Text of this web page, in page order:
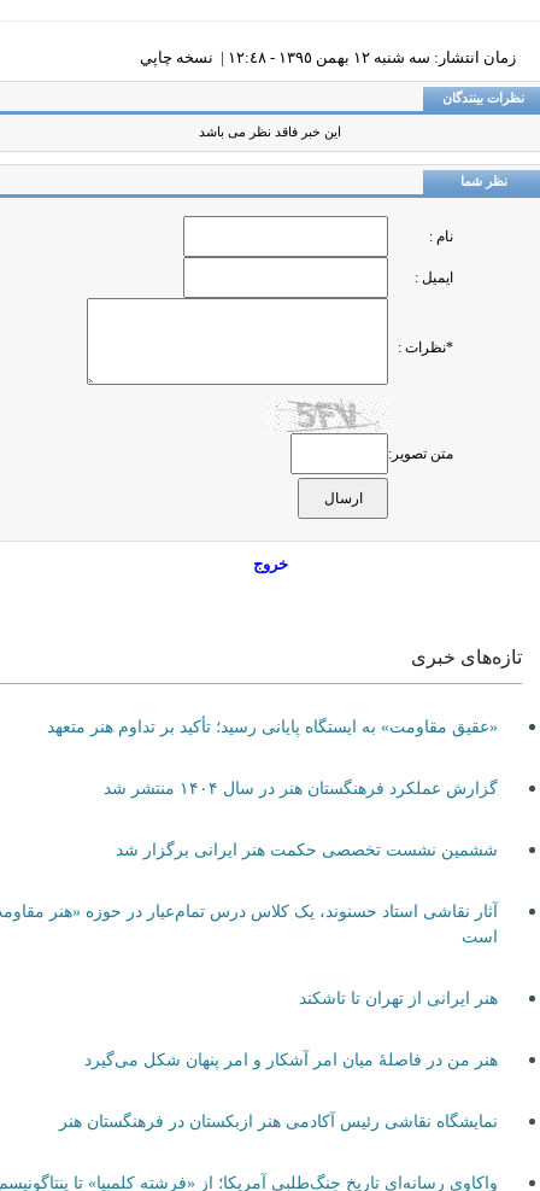
زمان انتشار: سه شنبه ١٢ بهمن ١٣٩٥ - ١٢:٤٨ | نسخه چاپي
بینندگان
این خبر فاقد نظر می باشد
نظر شما
نام :
ایمیل :
*نظرات :
متن تصویر:
خروج
تازه‌های خبری
«عقیق مقاومت» به ایستگاه پایانی رسید؛ تأکید بر تداوم هنر متعهد
گزارش عملکرد فرهنگستان هنر در سال ۱۴۰۴ منتشر شد
ششمین نشست تخصصی حکمت هنر ایرانی برگزار شد
آثار نقاشی استاد حسنوند، یک کلاس درس تمام‌عیار در حوزه «هنر
است
هنر ایرانی از تهران تا تاشکند
هنر من در فاصلۀ میان امر آشکار و امر پنهان شکل می‌گیرد
نمایشگاه نقاشی رئیس آکادمی هنر ازبکستان در فرهنگستان هنر
واکاوی رسانه‌ای تاریخ جنگ‌طلبی آمریکا؛ از «فرشته کلمبیا» تا پنتاگونیسم